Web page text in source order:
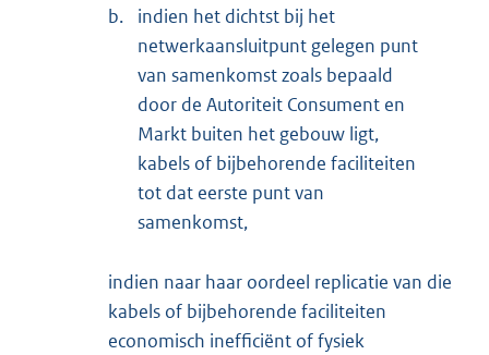
b.
indien het dichtst bij het
netwerkaansluitpunt gelegen punt
van samenkomst zoals bepaald
door de Autoriteit Consument en
Markt buiten het gebouw ligt,
kabels of bijbehorende faciliteiten
tot dat eerste punt van
samenkomst,
indien naar haar oordeel replicatie van die
kabels of bijbehorende faciliteiten
economisch inefficiënt of fysiek